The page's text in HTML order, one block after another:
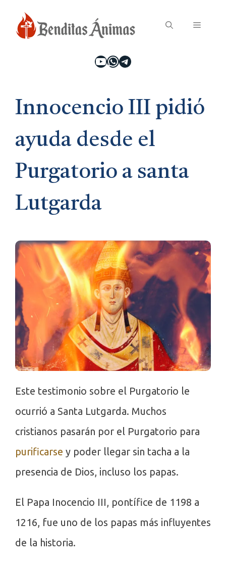
Saltar
Menú
YouTube
WhatsApp
Telegram
Innocencio III pidió
ayuda desde el
Purgatorio a santa
Lutgarda
Este testimonio sobre el Purgatorio le
ocurrió a Santa Lutgarda. Muchos
cristianos pasarán por el Purgatorio para
purificarse y poder llegar sin tacha a la
presencia de Dios, incluso los papas.
El Papa Inocencio III, pontífice de 1198 a
1216, fue uno de los papas más influyentes
de la historia.